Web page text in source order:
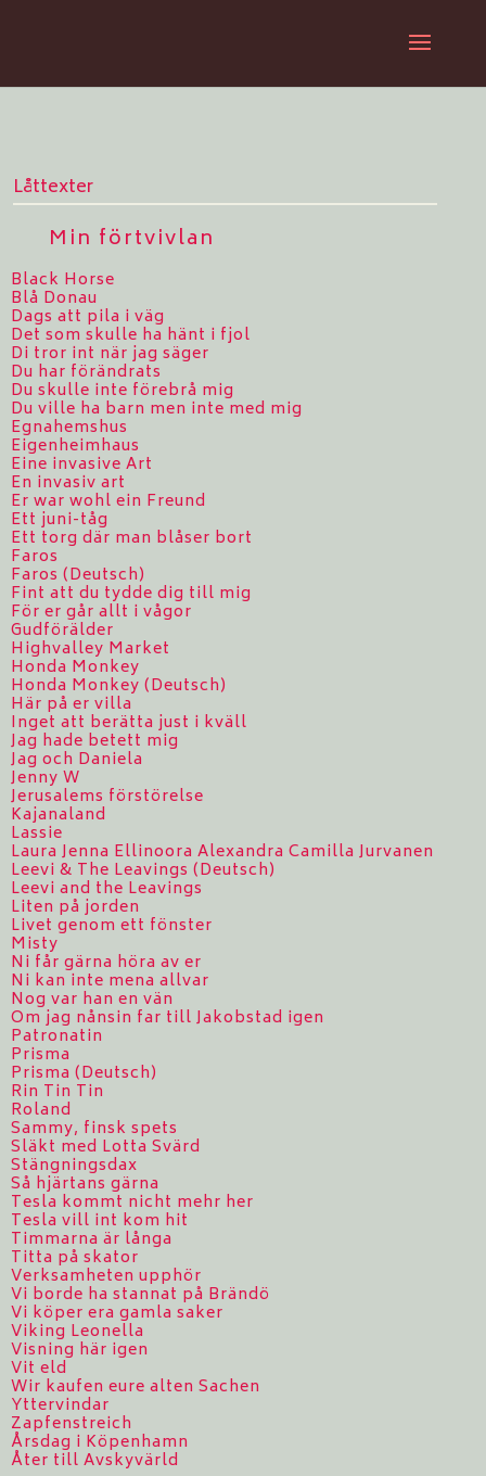
Låttexter
Min förtvivlan
Black Horse
Blå Donau
Dags att pila i väg
Det som skulle ha hänt i fjol
Di tror int när jag säger
Du har förändrats
Du skulle inte förebrå mig
Du ville ha barn men inte med mig
Egnahemshus
Eigenheimhaus
Eine invasive Art
En invasiv art
Er war wohl ein Freund
Ett juni-tåg
Ett torg där man blåser bort
Faros
Faros (Deutsch)
Fint att du tydde dig till mig
För er går allt i vågor
Gudförälder
Highvalley Market
Honda Monkey
Honda Monkey (Deutsch)
Här på er villa
Inget att berätta just i kväll
Jag hade betett mig
Jag och Daniela
Jenny W
Jerusalems förstörelse
Kajanaland
Lassie
Laura Jenna Ellinoora Alexandra Camilla Jurvanen
Leevi & The Leavings (Deutsch)
Leevi and the Leavings
Liten på jorden
Livet genom ett fönster
Misty
Ni får gärna höra av er
Ni kan inte mena allvar
Nog var han en vän
Om jag nånsin far till Jakobstad igen
Patronatin
Prisma
Prisma (Deutsch)
Rin Tin Tin
Roland
Sammy, finsk spets
Släkt med Lotta Svärd
Stängningsdax
Så hjärtans gärna
Tesla kommt nicht mehr her
Tesla vill int kom hit
Timmarna är långa
Titta på skator
Verksamheten upphör
Vi borde ha stannat på Brändö
Vi köper era gamla saker
Viking Leonella
Visning här igen
Vit eld
Wir kaufen eure alten Sachen
Yttervindar
Zapfenstreich
Årsdag i Köpenhamn
Åter till Avskyvärld